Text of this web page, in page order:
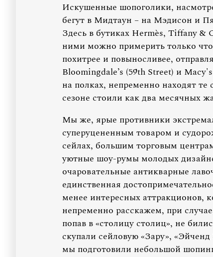
Искушенные шопоголики,
бегут в Мидтаун – на Мэдисон и
Здесь в бутиках Hermès, Tiffany
ними можно примерить только
похитрее и повыносливее,
Bloomingdale’s (59th Street) и
на полках, непременно находят
сезоне стоили как два месячных
Мы же, ярые противники
суперуцененным товаром и
сейлах, большим торговым
уютные шоу-румы молодых
очаровательные антикварные
единственная
менее интересных аттракционов,
непременно расскажем, при
попав в «столицу столиц», не
скупали сейловую «Зару»,
мы подготовили небольшой